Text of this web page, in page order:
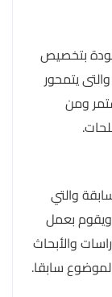
بتخصيص
يتمحور
ومن
والتي
بعمل
والأبحاث
سابقا.